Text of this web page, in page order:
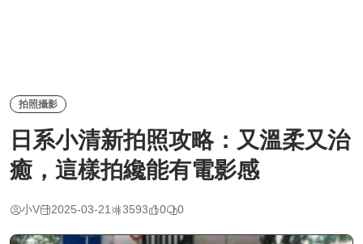
拍照攝影
日系小清新拍照攻略：又溫柔又治
癒，這樣拍纔能有電影感
小V 2025-03-21 3593 0 0